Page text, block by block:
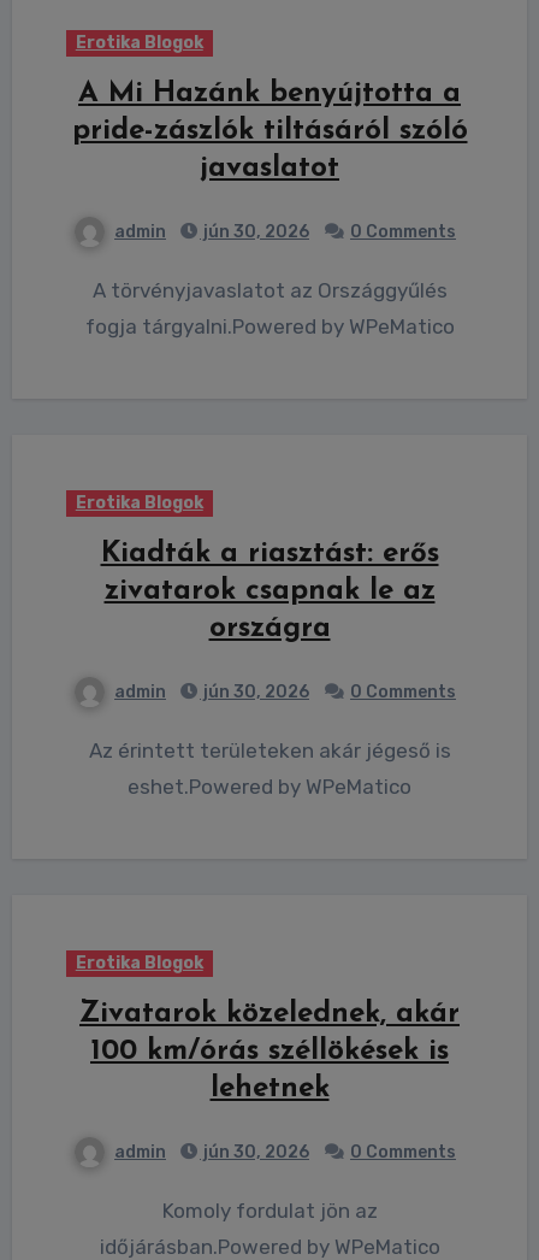
Erotika Blogok
A Mi Hazánk benyújtotta a
pride-zászlók tiltásáról szóló
javaslatot
admin jún 30, 2026 0 Comments
A törvényjavaslatot az Országgyűlés
fogja tárgyalni.Powered by WPeMatico
Erotika Blogok
Kiadták a riasztást: erős
zivatarok csapnak le az
országra
admin jún 30, 2026 0 Comments
Az érintett területeken akár jégeső is
eshet.Powered by WPeMatico
Erotika Blogok
Zivatarok közelednek, akár
100 km/órás széllökések is
lehetnek
admin jún 30, 2026 0 Comments
Komoly fordulat jön az
időjárásban.Powered by WPeMatico